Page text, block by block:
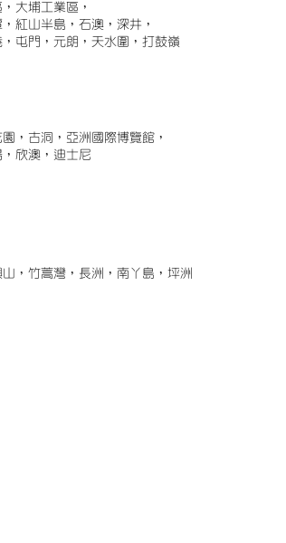
大埔工業區，
紅山半島，石澳，深井，
屯門，元朗，天水圍，打鼓嶺
，古洞，亞洲國際博覽館，
欣澳，迪士尼
，竹蒿灣，長洲，南丫島，坪洲